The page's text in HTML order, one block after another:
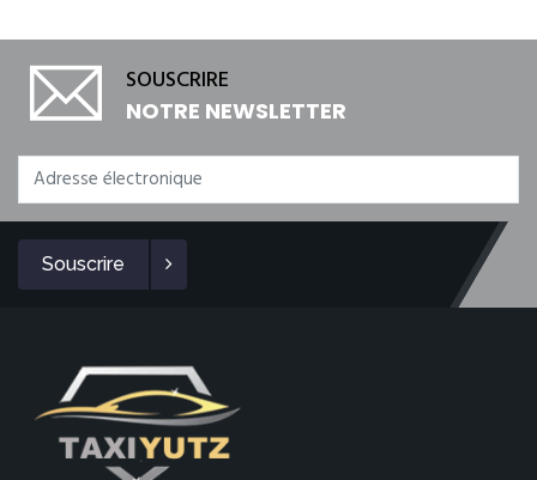
SOUSCRIRE
NOTRE NEWSLETTER
Souscrire